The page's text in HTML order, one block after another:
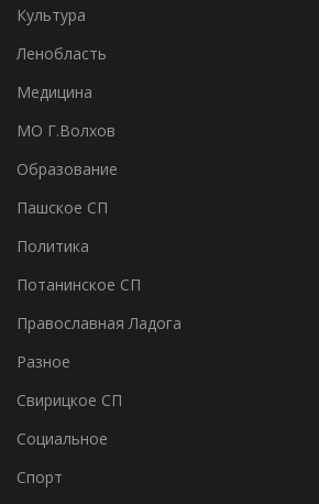
Культура
Ленобласть
Медицина
МО Г.Волхов
Образование
Пашское СП
Политика
Потанинское СП
Православная Ладога
Разное
Свирицкое СП
Социальное
Спорт